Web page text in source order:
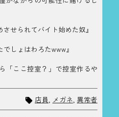
させられてバイト始めた奴』
でしょはわろたwww』
「ここ控室？」で控室作るや
店員 メガネ 異常者